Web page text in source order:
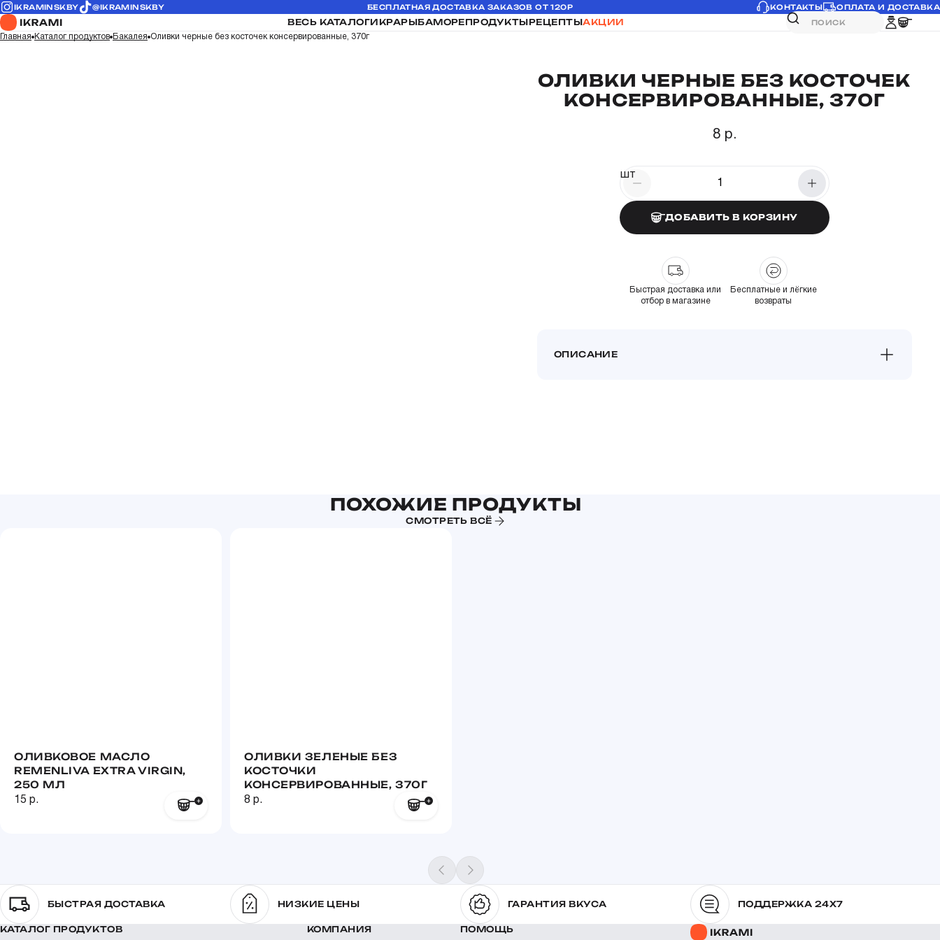
IKRAMINSKBY @IKRAMINSKBY БЕСПЛАТНАЯ ДОСТАВКА ЗАКАЗОВ ОТ 120Р КОНТАКТЫ ОПЛАТА И ДОСТАВКА
ВЕСЬ КАТАЛОГИКРАРЫБАМОРЕПРОДУКТЫРЕЦЕПТЫАКЦИИ
Главная Каталог продуктов Бакалея Оливки черные без косточек консервированные, 370г
ОЛИВКИ ЧЕРНЫЕ БЕЗ КОСТОЧЕК
КОНСЕРВИРОВАННЫЕ, 370Г
8 р.
шт
ДОБАВИТЬ В КОРЗИНУ
Быстрая доставка или
отбор в магазине
Бесплатные и лёгкие
возвраты
ОПИСАНИЕ
ПОХОЖИЕ ПРОДУКТЫ
СМОТРЕТЬ ВСЁ
ОЛИВКОВОЕ МАСЛО
REMENLIVA EXTRA VIRGIN,
250 МЛ
15 р.
ОЛИВКИ ЗЕЛЕНЫЕ БЕЗ
КОСТОЧКИ
КОНСЕРВИРОВАННЫЕ, 370Г
8 р.
БЫСТРАЯ ДОСТАВКА НИЗКИЕ ЦЕНЫ ГАРАНТИЯ ВКУСА ПОДДЕРЖКА 24X7
КАТАЛОГ ПРОДУКТОВ КОМПАНИЯ ПОМОЩЬ